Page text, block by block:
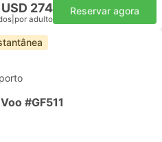
USD 274
por adulto
Reservar agora
#GF511